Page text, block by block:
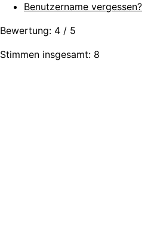
Benutzername vergessen?
Bewertung: 4 / 5
Stimmen insgesamt: 8